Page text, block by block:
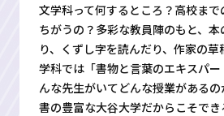
文学科って何するところ？高校ま
ちがうの？多彩な教員陣のもと、
り、くずし字を読んだり、作家の
学科では「書物と言葉のエキスパ
んな先生がいてどんな授業がある
書の豊富な大谷大学だからこそで